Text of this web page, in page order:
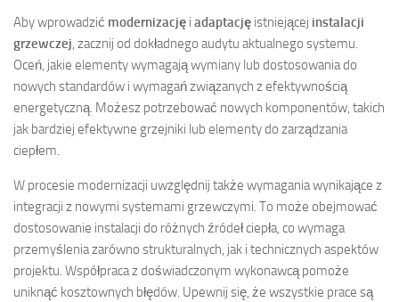
Aby wprowadzić modernizację i adaptację istniejącej instalacji
grzewczej, zacznij od dokładnego audytu aktualnego systemu.
Oceń, jakie elementy wymagają wymiany lub dostosowania do
nowych standardów i wymagań związanych z efektywnością
energetyczną. Możesz potrzebować nowych komponentów, takich
jak bardziej efektywne grzejniki lub elementy do zarządzania
ciepłem.
W procesie modernizacji uwzględnij także wymagania wynikające z
integracji z nowymi systemami grzewczymi. To może obejmować
dostosowanie instalacji do różnych źródeł ciepła, co wymaga
przemyślenia zarówno strukturalnych, jak i technicznych aspektów
projektu. Współpraca z doświadczonym wykonawcą pomoże
uniknąć kosztownych błędów. Upewnij się, że wszystkie prace są